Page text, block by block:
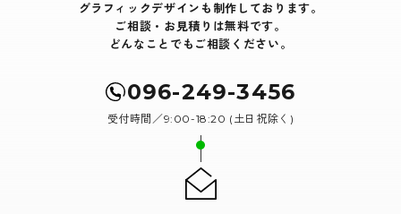
グラフィックデザインも制作しております。
ご相談・お見積りは無料です。
どんなことでもご相談ください。
096-249-3456
受付時間／9:00-18:20 (土日祝除く)